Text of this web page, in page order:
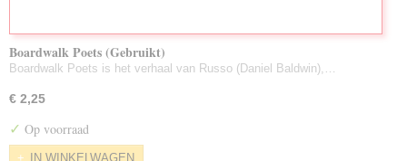
Boardwalk Poets (Gebruikt)
Boardwalk Poets is het verhaal van Russo (Daniel Baldwin),…
€ 2,25
✓ Op voorraad
IN WINKELWAGEN